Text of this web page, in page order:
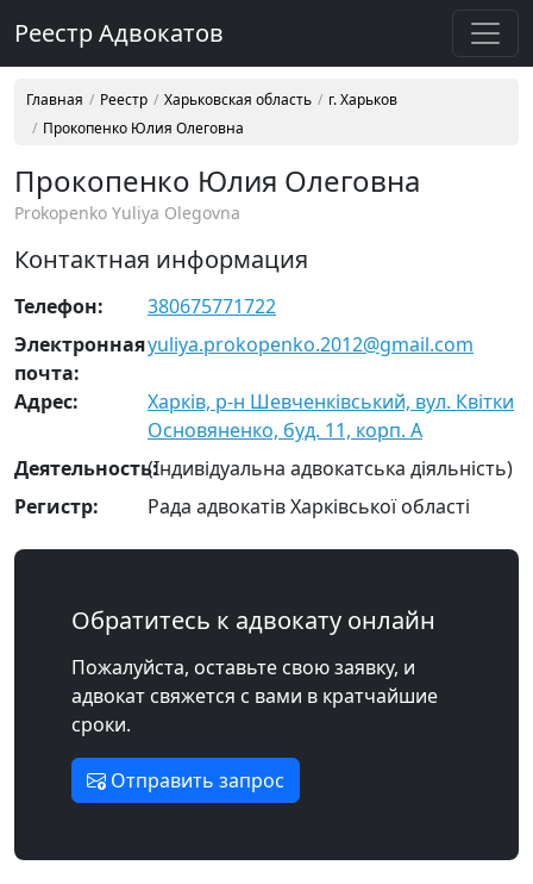
Реестр Адвокатов
Главная Реестр Харьковская область
г. Харьков
Прокопенко Юлия Олеговна
Прокопенко Юлия Олеговна
Prokopenko Yuliya Olegovna
Контактная информация
Телефон:
380675771722
Электронная
почта:
yuliya.prokopenko.2012@gmail.com
Адрес:
Харків, р-н Шевченківський, вул. Квітки
Основяненко, буд. 11, корп. А
Деятельность:(Індивідуальна адвокатська діяльність)
Регистр:
Рада адвокатів Харківської області
Обратитесь к адвокату онлайн
Пожалуйста, оставьте свою заявку, и
адвокат свяжется с вами в кратчайшие
сроки.
Отправить запрос